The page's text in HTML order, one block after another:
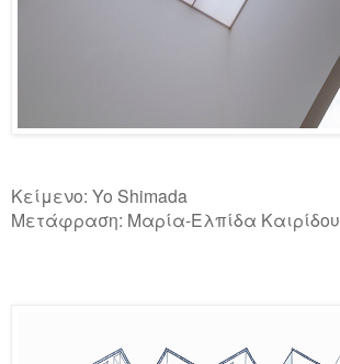
Κείμενο: Yo Shimada
Μετάφραση: Μαρία-Ελπίδα Καιρίδου